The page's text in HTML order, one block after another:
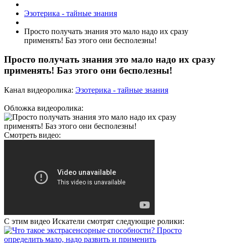
Эзотерика - тайные знания
Просто получать знания это мало надо их сразу
применять! Баз этого они бесполезны!
Просто получать знания это мало надо их сразу
применять! Баз этого они бесполезны!
Канал видеоролика: Эзотерика - тайные знания
Обложка видеоролика:
Смотреть видео:
С этим видео Искатели смотрят следующие ролики: